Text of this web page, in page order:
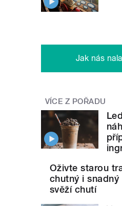
Jak nás
VÍCE Z POŘADU